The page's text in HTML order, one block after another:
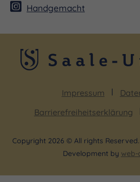
Handgemacht
Impressum
Barrierefreiheitserklärung
Copyright 2026 © All rights
Development by web-